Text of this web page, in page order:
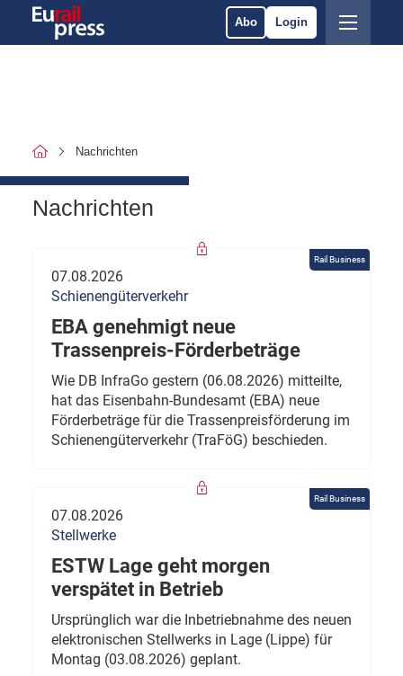
Abo Login
Nachrichten
Nachrichten
Rail Business
07.08.2026
Schienengüterverkehr
EBA genehmigt neue
Trassenpreis-Förderbeträge
Wie DB InfraGo gestern (06.08.2026) mitteilte,
hat das Eisenbahn-Bundesamt (EBA) neue
Förderbeträge für die Trassenpreisförderung im
Schienengüterverkehr (TraFöG) beschieden.
Rail Business
07.08.2026
Stellwerke
ESTW Lage geht morgen
verspätet in Betrieb
Ursprünglich war die Inbetriebnahme des neuen
elektronischen Stellwerks in Lage (Lippe) für
Montag (03.08.2026) geplant.